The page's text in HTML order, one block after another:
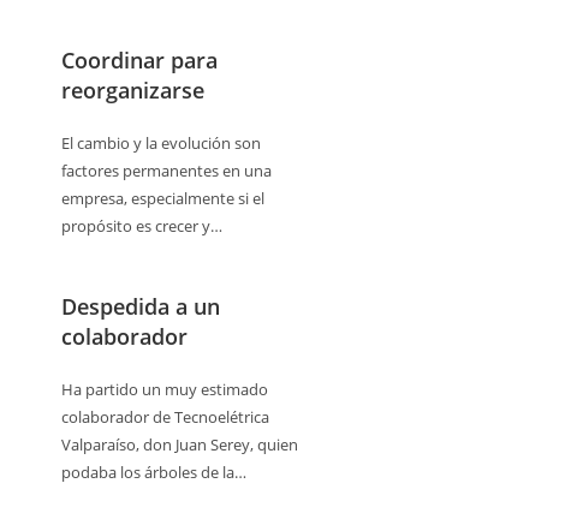
Coordinar para
reorganizarse
El cambio y la evolución son
factores permanentes en una
empresa, especialmente si el
propósito es crecer y…
Despedida a un
colaborador
Ha partido un muy estimado
colaborador de Tecnoelétrica
Valparaíso, don Juan Serey, quien
podaba los árboles de la…